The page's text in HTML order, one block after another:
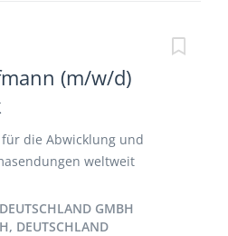
von
von
von Engpässen in
Logistikkosten Verfolgen
Verantwortlich
Projekten
(m/w/d)
die Abwicklung und
weltweit
Tracking &
Lösungen
GMBH
DEUTSCHLAND